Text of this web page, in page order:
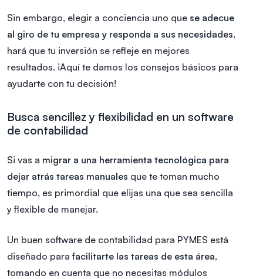
Sin embargo, elegir a conciencia uno que se adecue
al giro de tu empresa y responda a sus necesidades,
hará que tu inversión se refleje en mejores
resultados. ¡Aquí te damos los consejos básicos para
ayudarte con tu decisión!
Busca sencillez y flexibilidad en un software
de contabilidad
Si vas a migrar a una herramienta tecnológica para
dejar atrás tareas manuales que te toman mucho
tiempo, es primordial que elijas una que sea sencilla
y flexible de manejar.
Un buen software de contabilidad para PYMES está
diseñado parafacilitarte las tareas de esta área,
tomando en cuenta que no necesitas módulos